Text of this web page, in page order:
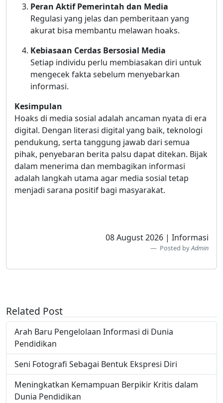
Peran Aktif Pemerintah dan Media
Regulasi yang jelas dan pemberitaan yang
akurat bisa membantu melawan hoaks.
Kebiasaan Cerdas Bersosial Media
Setiap individu perlu membiasakan diri untuk
mengecek fakta sebelum menyebarkan
informasi.
Kesimpulan
Hoaks di media sosial adalah ancaman nyata di era
digital. Dengan literasi digital yang baik, teknologi
pendukung, serta tanggung jawab dari semua
pihak, penyebaran berita palsu dapat ditekan. Bijak
dalam menerima dan membagikan informasi
adalah langkah utama agar media sosial tetap
menjadi sarana positif bagi masyarakat.
08 August 2026 | Informasi
Posted byAdmin
Related Post
Arah Baru Pengelolaan Informasi di Dunia
Pendidikan
Seni Fotografi Sebagai Bentuk Ekspresi Diri
Meningkatkan Kemampuan Berpikir Kritis dalam
Dunia Pendidikan